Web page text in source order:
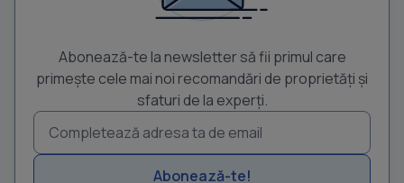
Abonează-te la newsletter să fii primul care
primește cele mai noi recomandări de proprietăți și
sfaturi de la experți.
Abonează-te!